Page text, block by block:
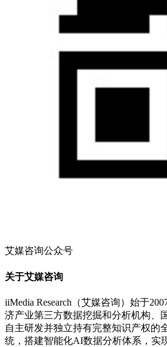
艾媒咨询公众号
关于艾媒咨询
iiMedia Research（艾媒咨询）始于
济产业第三方数据挖掘和分析机构、
自主研发并独立持有完整知识产权的
统，搭建智能化AI数据分析体系，实